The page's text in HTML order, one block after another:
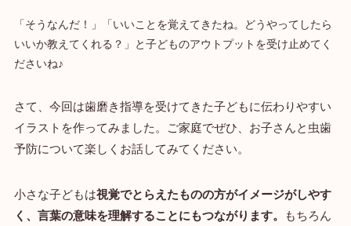
「そうなんだ！」「いいことを覚えてきたね。どうやってしたら
いいか教えてくれる？」と子どものアウトプットを受け止めてく
ださいね♪
さて、今回は歯磨き指導を受けてきた子どもに伝わりやすい
イラストを作ってみました。ご家庭でぜひ、お子さんと虫歯
予防について楽しくお話してみてください。
小さな子どもは視覚でとらえたものの方がイメージがしやす
く、言葉の意味を理解することにもつながります。
もちろん